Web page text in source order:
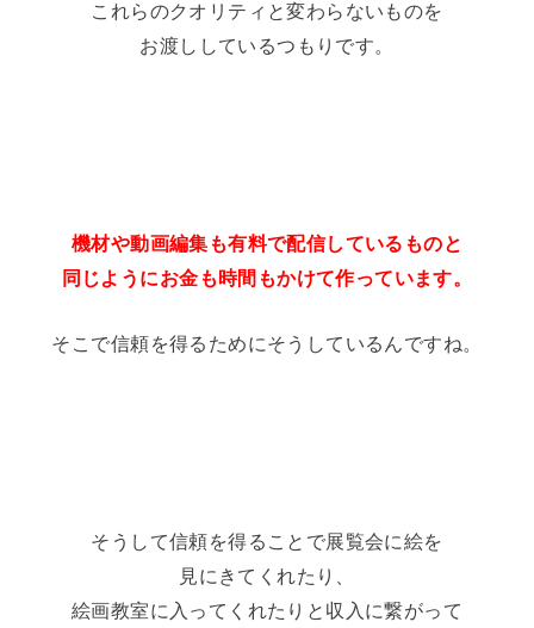
これらのクオリティと変わらないものを
お渡ししているつもりです。
機材や動画編集も有料で配信しているものと
同じようにお金も時間もかけて作っています。
そこで信頼を得るためにそうしているんですね。
そうして信頼を得ることで展覧会に絵を
見にきてくれたり、
絵画教室に入ってくれたりと収入に繋がって